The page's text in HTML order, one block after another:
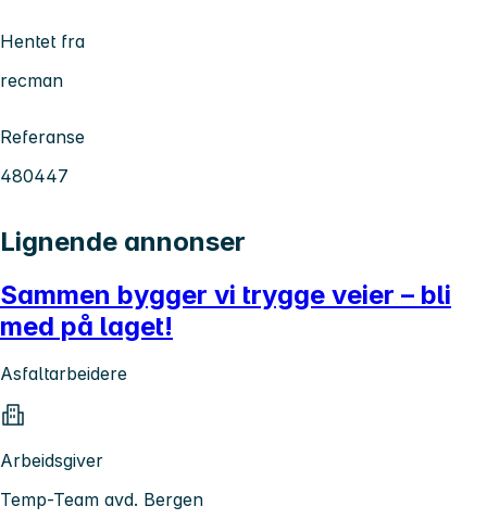
Hentet fra
recman
Referanse
480447
Lignende annonser
Sammen bygger vi trygge veier – bli
med på laget!
Asfaltarbeidere
Arbeidsgiver
Temp-Team avd. Bergen